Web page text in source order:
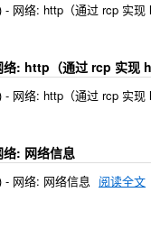
网络: http（通过 rcp 实现
: http（通过 rcp 实现
网络: http（通过 rcp 实现
: 网络信息
- 网络: 网络信息 阅读全文